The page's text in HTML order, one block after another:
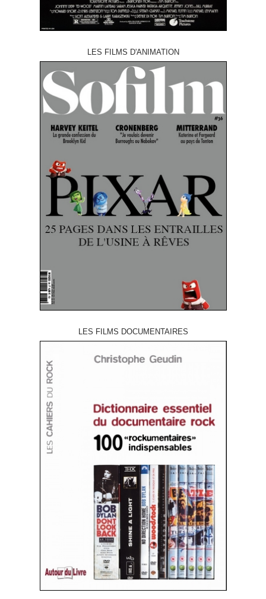
LES FILMS D'ANIMATION
LES FILMS DOCUMENTAIRES